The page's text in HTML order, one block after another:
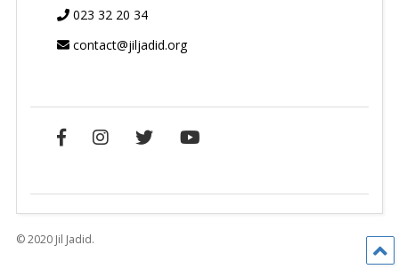
023 32 20 34
contact@jiljadid.org
© 2020 Jil Jadid.